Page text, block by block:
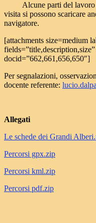
Alcune parti del
visita si possono scaricare
navigatore.
[attachments size=medium
docid=”662,661,656,650″]
Per segnalazioni,
docente referente:
Allegati
Le schede dei Grandi
Percorsi gpx.zip
Percorsi kml.zip
Percorsi pdf.zip